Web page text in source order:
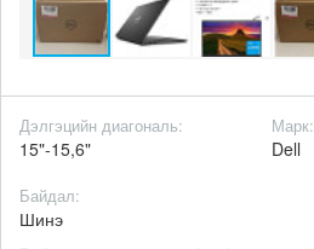
Дэлгэцийн диагональ:
15"-15,6"
Марк:
Dell
Байдал:
Шинэ